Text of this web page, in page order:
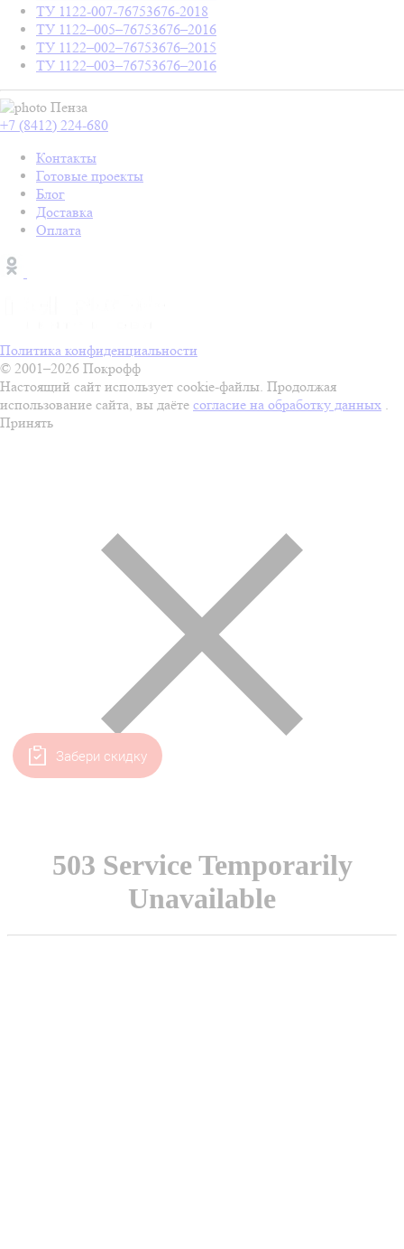
ТУ 1122-007-76753676-2018
ТУ 1122–005–76753676–2016
ТУ 1122–002–76753676–2015
ТУ 1122–003–76753676–2016
Пенза
+7 (8412) 224-680
Контакты
Готовые проекты
Блог
Доставка
Оплата
Политика конфиденциальности
© 2001–2026 Покрофф
Настоящий сайт использует cookie-файлы. Продолжая
использование сайта, вы даёте согласие на обработку данных .
Принять
Забери скидку